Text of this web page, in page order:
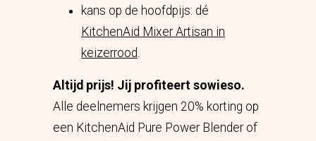
kans op de hoofdpijs: dé
KitchenAid Mixer Artisan in
keizerrood.
Altijd prijs! Jij profiteert sowieso.
Alle deelnemers krijgen 20% korting op
een KitchenAid Pure Power Blender of